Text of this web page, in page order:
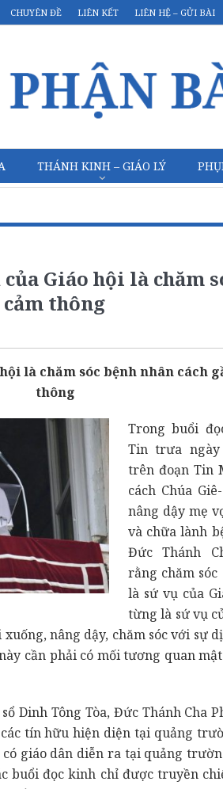
CHUYÊN ĐỀ LIÊN KẾT LIÊN HỆ – GỬI BÀI
THÁNH KINH – GIÁO LÝ
Giáo hội là chăm
thông
là chăm sóc bệnh nhân cách
thông
Trong buổi
Tin trưa ngày
trên đoạn Tin
cách Chúa
nâng dậy mẹ
và chữa lành
Đức Thánh
rằng chăm sóc
là sứ vụ của
từng là sứ vụ
nâng dậy, chăm sóc với sự
cần phải có mối tương quan
Dinh Tông Tòa, Đức Thánh Cha
tín hữu hiện diện tại quảng
giáo dân diễn ra tại quảng
buổi đọc kinh chỉ được truyền